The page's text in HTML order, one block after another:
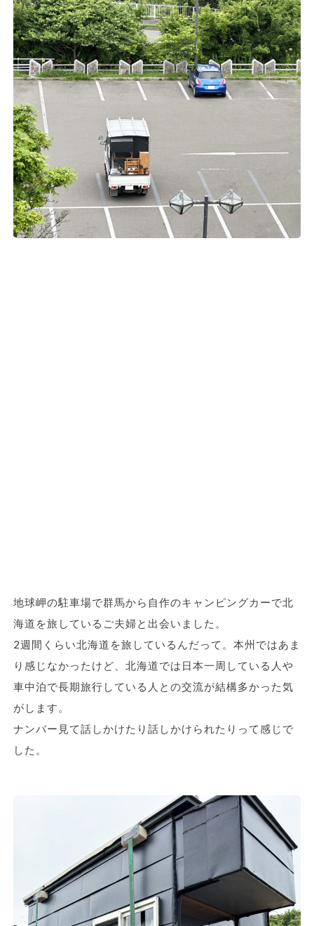
地球岬の駐車場で群馬から自作のキャンピングカーで北
海道を旅しているご夫婦と出会いました。
2週間くらい北海道を旅しているんだって。本州ではあま
り感じなかったけど、北海道では日本一周している人や
車中泊で長期旅行している人との交流が結構多かった気
がします。
ナンバー見て話しかけたり話しかけられたりって感じで
した。